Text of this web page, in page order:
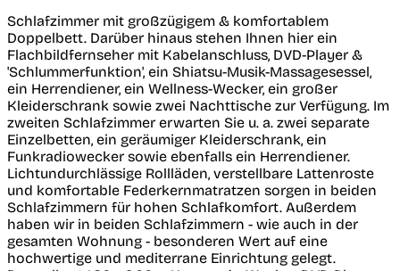
Schlafzimmer mit großzügigem & komfortablem
Doppelbett. Darüber hinaus stehen Ihnen hier ein
Flachbildfernseher mit Kabelanschluss, DVD-Player &
'Schlummerfunktion', ein Shiatsu-Musik-Massagesessel,
ein Herrendiener, ein Wellness-Wecker, ein großer
Kleiderschrank sowie zwei Nachttische zur Verfügung. Im
zweiten Schlafzimmer erwarten Sie u. a. zwei separate
Einzelbetten, ein geräumiger Kleiderschrank, ein
Funkradiowecker sowie ebenfalls ein Herrendiener.
Lichtundurchlässige Rollläden, verstellbare Lattenroste
und komfortable Federkernmatratzen sorgen in beiden
Schlafzimmern für hohen Schlafkomfort. Außerdem
haben wir in beiden Schlafzimmern - wie auch in der
gesamten Wohnung - besonderen Wert auf eine
hochwertige und mediterrane Einrichtung gelegt.